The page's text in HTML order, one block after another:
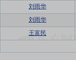
刘雨华
刘雨华
王富民